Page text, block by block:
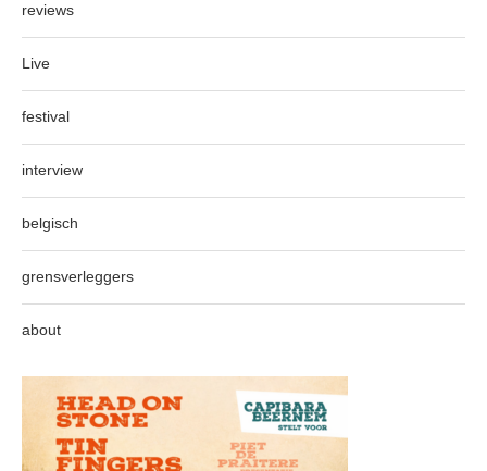
reviews
Live
festival
interview
belgisch
grensverleggers
about